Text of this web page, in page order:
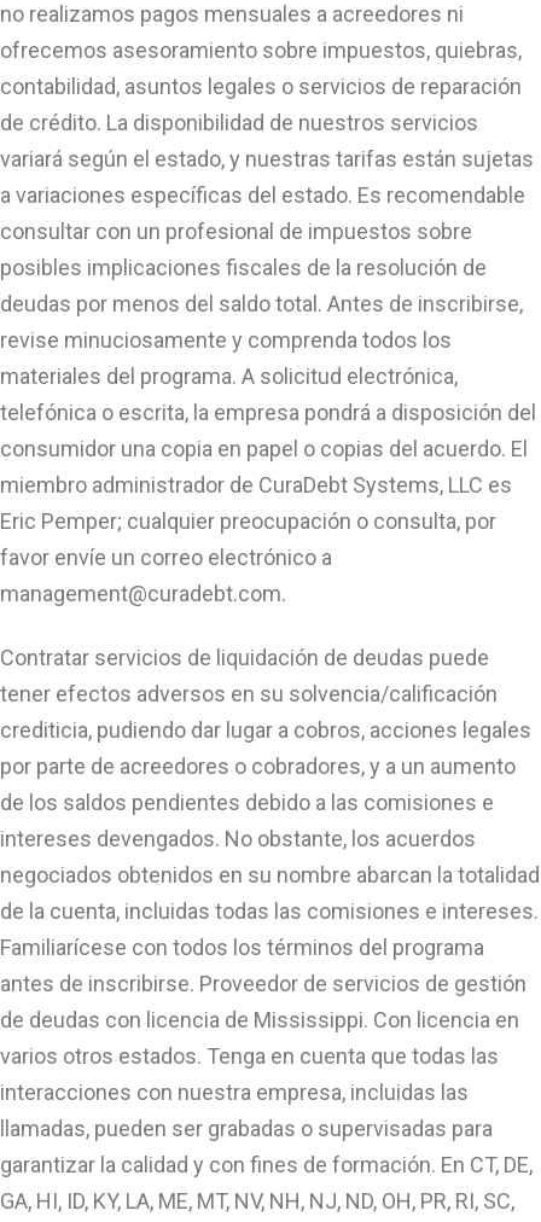
no realizamos pagos mensuales a acreedores ni
ofrecemos asesoramiento sobre impuestos, quiebras,
contabilidad, asuntos legales o servicios de reparación
de crédito. La disponibilidad de nuestros servicios
variará según el estado, y nuestras tarifas están sujetas
a variaciones específicas del estado. Es recomendable
consultar con un profesional de impuestos sobre
posibles implicaciones fiscales de la resolución de
deudas por menos del saldo total. Antes de inscribirse,
revise minuciosamente y comprenda todos los
materiales del programa. A solicitud electrónica,
telefónica o escrita, la empresa pondrá a disposición del
consumidor una copia en papel o copias del acuerdo. El
miembro administrador de CuraDebt Systems, LLC es
Eric Pemper; cualquier preocupación o consulta, por
favor envíe un correo electrónico a
management@curadebt.com.
Contratar servicios de liquidación de deudas puede
tener efectos adversos en su solvencia/calificación
crediticia, pudiendo dar lugar a cobros, acciones legales
por parte de acreedores o cobradores, y a un aumento
de los saldos pendientes debido a las comisiones e
intereses devengados. No obstante, los acuerdos
negociados obtenidos en su nombre abarcan la totalidad
de la cuenta, incluidas todas las comisiones e intereses.
Familiarícese con todos los términos del programa
antes de inscribirse. Proveedor de servicios de gestión
de deudas con licencia de Mississippi. Con licencia en
varios otros estados. Tenga en cuenta que todas las
interacciones con nuestra empresa, incluidas las
llamadas, pueden ser grabadas o supervisadas para
garantizar la calidad y con fines de formación. En CT, DE,
GA, HI, ID, KY, LA, ME, MT, NV, NH, NJ, ND, OH, PR, RI, SC,